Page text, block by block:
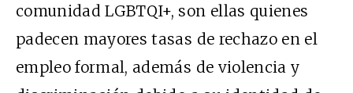
comunidad LGBTQI+, son ellas quienes
padecen mayores tasas de rechazo en el
empleo formal, además de violencia y